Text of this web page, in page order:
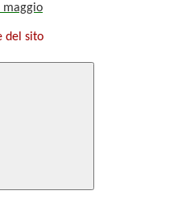
maggio
del sito